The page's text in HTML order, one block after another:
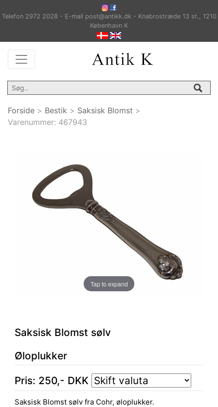
Telefon 2972 2028 - E-mail post@antikk.dk - Knabrostræde 13 st., 1210
København K
Forside > Bestik > Saksisk Blomst >
Varenummer: 467943
Tap to expand
Saksisk Blomst sølv
Øloplukker
Pris: 250,- DKK
Saksisk Blomst sølv fra Cohr, øloplukker.